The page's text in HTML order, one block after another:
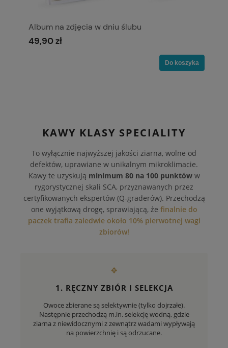
Album na zdjęcia w dniu ślubu
49,90 zł
Do koszyka
KAWY KLASY SPECIALITY
To wyłącznie najwyższej jakości ziarna, wolne od
defektów, uprawiane w unikalnym mikroklimacie.
Kawy te uzyskują minimum 80 na 100 punktóww
rygorystycznej skali SCA, przyznawanych przez
certyfikowanych ekspertów (Q-graderów). Przechodzą
one wyjątkową drogę, sprawiającą, że finalnie do
paczek trafia zaledwie około 10% pierwotnej wagi
zbiorów!
❖
1. RĘCZNY ZBIÓR I SELEKCJA
Owoce zbierane są selektywnie (tylko dojrzałe).
Następnie przechodzą m.in. selekcję wodną, gdzie
ziarna z niewidocznymi z zewnątrz wadami wypływają
na powierzchnię i są odrzucane.